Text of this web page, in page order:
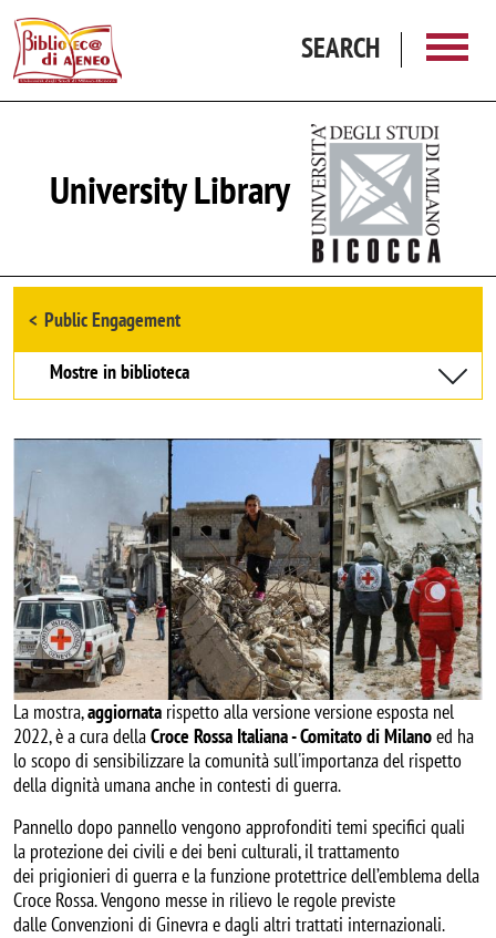
SEARCH
University Library
Browse the section
Public Engagement
Mostre in biblioteca
Image
La mostra,aggiornata rispetto alla versione versione esposta nel
2022, è a cura dellaCroce Rossa Italiana - Comitato di Milanoed ha
lo scopo di sensibilizzare la comunità sull'importanza del rispetto
della dignità umana anche in contesti di guerra.
Pannello dopo pannello vengono approfonditi temi specifici quali
la protezione dei civili e dei beni culturali, il trattamento
dei prigionieri di guerra e la funzione protettrice dell’emblema della
Croce Rossa. Vengono messe in rilievo le regole previste
dalle Convenzioni di Ginevra e dagli altri trattati internazionali.